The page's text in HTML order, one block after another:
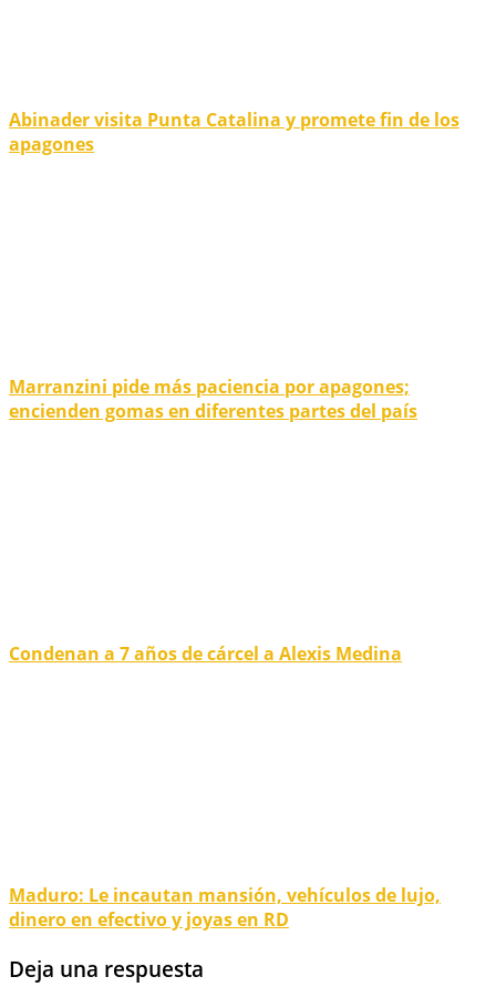
Abinader visita Punta Catalina y promete fin de los
apagones
Marranzini pide más paciencia por apagones;
encienden gomas en diferentes partes del país
Condenan a 7 años de cárcel a Alexis Medina
Maduro: Le incautan mansión, vehículos de lujo,
dinero en efectivo y joyas en RD
Deja una respuesta